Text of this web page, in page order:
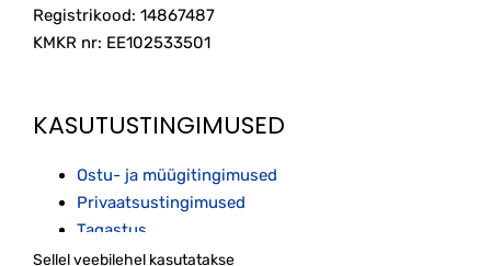
Registrikood: 14867487
KMKR nr: EE102533501
KASUTUSTINGIMUSED
Ostu- ja müügitingimused
Privaatsustingimused
Tagastus
Sellel veebilehel kasutatakse